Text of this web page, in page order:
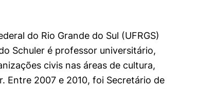
do Rio Grande do Sul (UFRGS)
Schuler é professor universitário,
civis nas áreas de cultura,
Entre 2007 e 2010, foi Secretário de